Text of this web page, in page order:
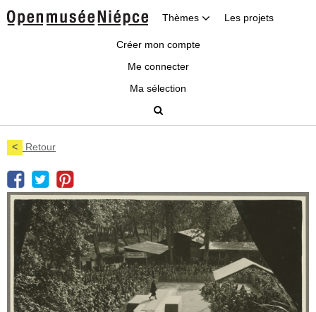
Thèmes Les projets
Créer mon compte
Me connecter
Ma sélection
< Retour